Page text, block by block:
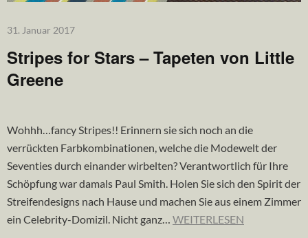
31. Januar 2017
Stripes for Stars – Tapeten von Little
Greene
Wohhh…fancy Stripes!! Erinnern sie sich noch an die
verrückten Farbkombinationen, welche die Modewelt der
Seventies durch einander wirbelten? Verantwortlich für Ihre
Schöpfung war damals Paul Smith. Holen Sie sich den Spirit der
Streifendesigns nach Hause und machen Sie aus einem Zimmer
ein Celebrity-Domizil. Nicht ganz… WEITERLESEN